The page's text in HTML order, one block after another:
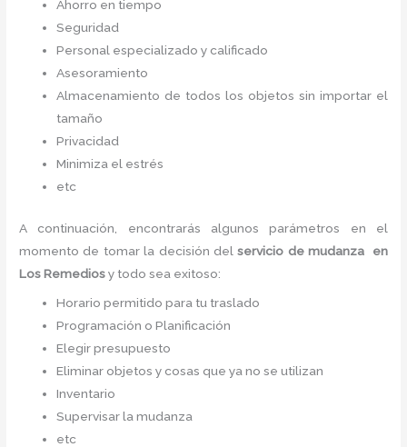
Ahorro en tiempo
Seguridad
Personal especializado y calificado
Asesoramiento
Almacenamiento de todos los objetos sin importar el
tamaño
Privacidad
Minimiza el estrés
etc
A continuación, encontrarás algunos parámetros en el
momento de tomar la decisión delservicio de mudanza
en
Los Remediosy todo sea exitoso:
Horario permitido para tu traslado
Programación o Planificación
Elegir presupuesto
Eliminar objetos y cosas que ya no se utilizan
Inventario
Supervisar la mudanza
etc